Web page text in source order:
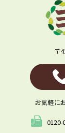
〒
お気軽に
0120-